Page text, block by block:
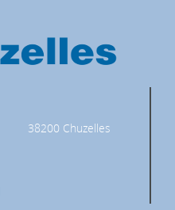
38200 Chuzelles